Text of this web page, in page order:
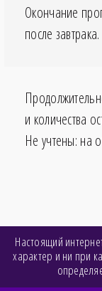
Окончание
после завтрака.
и количества
Не учтены: на
Настоящий
характер и ни при